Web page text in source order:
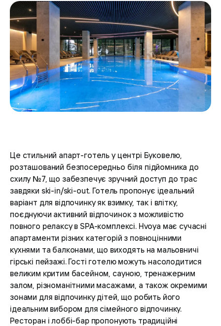
Це стильний апарт-готель у центрі Буковелю,
розташований безпосередньо біля підйомника до
схилу №7, що забезпечує зручний доступ до трас
завдяки ski-in/ski-out. Готель пропонує ідеальний
варіант для відпочинку як взимку, так і влітку,
поєднуючи активний відпочинок з можливістю
повного релаксу в SPA-комплексі. Hvoya має сучасні
апартаменти різних категорій з повноцінними
кухнями та балконами, що виходять на мальовничі
гірські пейзажі. Гості готелю можуть насолодитися
великим критим басейном, сауною, тренажерним
залом, різноманітними масажами, а також окремими
зонами для відпочинку дітей, що робить його
ідеальним вибором для сімейного відпочинку.
Ресторан і лоббі-бар пропонують традиційні